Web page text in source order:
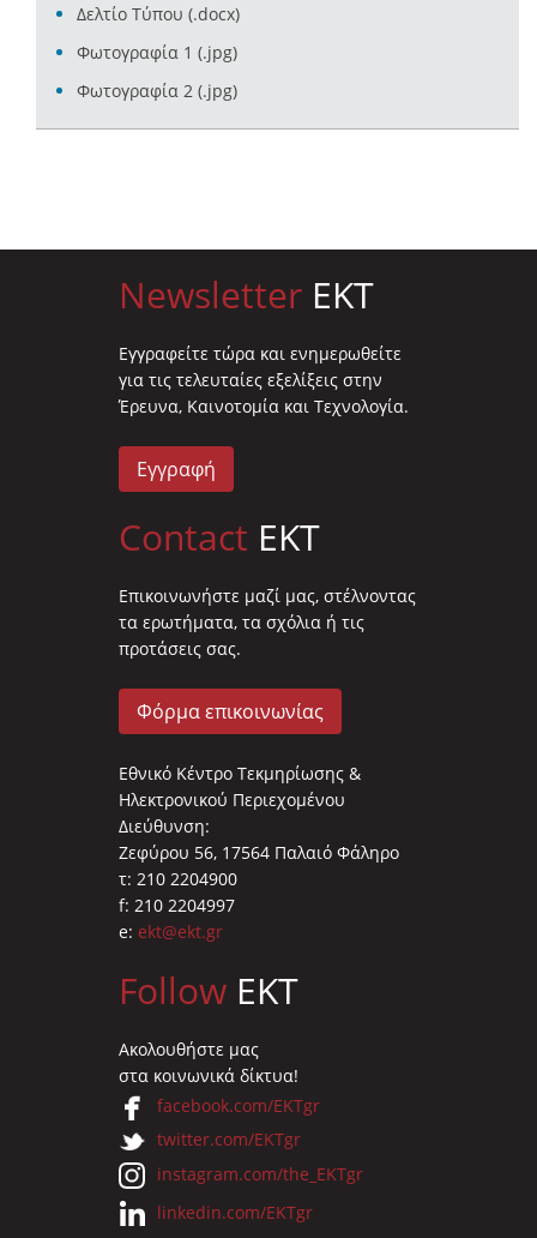
Δελτίο Τύπου (.docx)
Φωτογραφία 1 (.jpg)
Φωτογραφία 2 (.jpg)
Newsletter EKT
Eγγραφείτε τώρα και ενημερωθείτε
για τις τελευταίες εξελίξεις στην
Έρευνα, Καινοτομία και Τεχνολογία.
Εγγραφή
Contact EKT
Επικοινωνήστε μαζί μας, στέλνοντας
τα ερωτήματα, τα σχόλια ή τις
προτάσεις σας.
Φόρμα επικοινωνίας
Εθνικό Κέντρο Τεκμηρίωσης &
Ηλεκτρονικού Περιεχομένου
Διεύθυνση:
Ζεφύρου 56, 17564 Παλαιό Φάληρο
τ: 210 2204900
f: 210 2204997
e: ekt@ekt.gr
Follow EKT
Ακολουθήστε μας
στα κοινωνικά δίκτυα!
facebook.com/EKTgr
twitter.com/EKTgr
instagram.com/the_EKTgr
linkedin.com/EKTgr